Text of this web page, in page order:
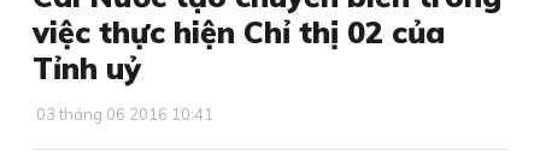
việc thực hiện Chỉ thị 02 của
Tỉnh uỷ
03 tháng 06 2016 10:41